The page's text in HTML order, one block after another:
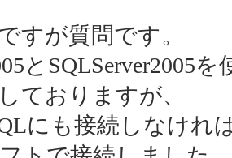
すが質問です。
とSQLServer2005
ておりますが、
にも接続しなけれ